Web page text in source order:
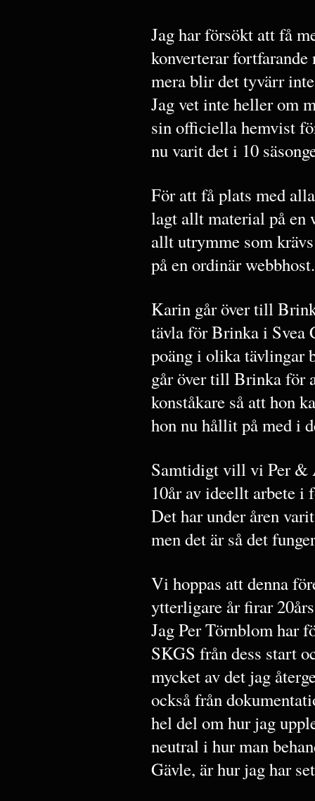
Jag har försökt att få
konverterar
mera blir det tyvärr
Jag vet inte heller om
sin officiella hemvist
nu varit det i 10
För att få plats med
lagt allt material på en
allt utrymme som
på en ordinär webbhost.
Karin går över till
tävla för Brinka i Svea
poäng i olika
går över till Brinka för
konståkare så att hon
hon nu hållit på med i
Samtidigt vill vi Per &
10år av ideellt arbete i
Det har under åren
men det är så det
Vi hoppas att denna
ytterligare år firar
Jag Per Törnblom har
SKGS från dess start
mycket av det jag
också från
hel del om hur jag
neutral i hur man
Gävle, är hur jag har